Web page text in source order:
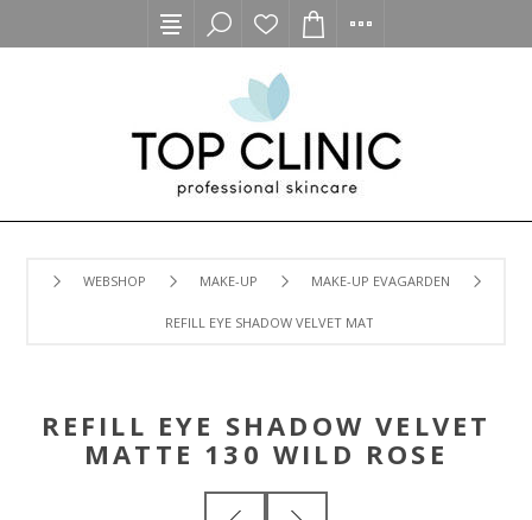
WEBSHOP MAKE-UP MAKE-UP EVAGARDEN
REFILL EYE SHADOW VELVET MATTE 130 WILD ROSE
REFILL EYE SHADOW VELVET
MATTE 130 WILD ROSE